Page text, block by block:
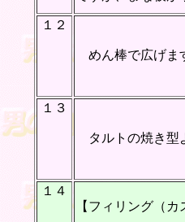
１２
めん棒で広げま
１３
タルトの焼き型
１４
【フィリング（カ